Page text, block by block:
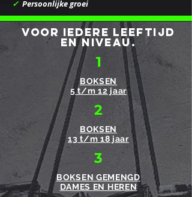
✓ Persoonlijke groei
Voor iedere leeftijd
en niveau.
1
BOKSEN
5 t/m 12 jaar
2
BOKSEN
13 t/m 18 jaar
3
BOKSEN GEMENGD
DAMES EN HEREN